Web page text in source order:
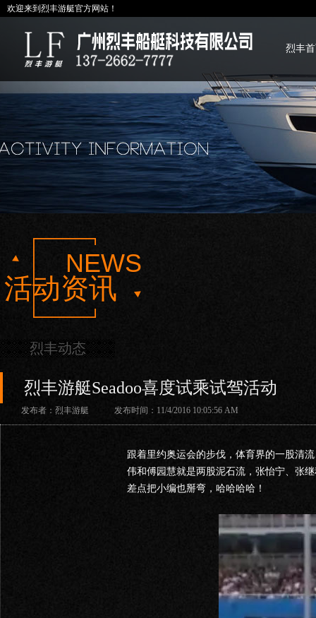
欢迎来到烈丰游艇官方网站！
烈丰
NEWS
活动资讯
烈丰动态
烈丰游艇Seadoo喜度试乘试驾活动
发布者：烈丰游艇 发布时间：11/4/2016 10:05:56 AM
跟着里约奥运会的步伐，体育界的一股清
伟和傅园慧就是两股泥石流，张怡宁、张
差点把小编也掰弯，哈哈哈哈！